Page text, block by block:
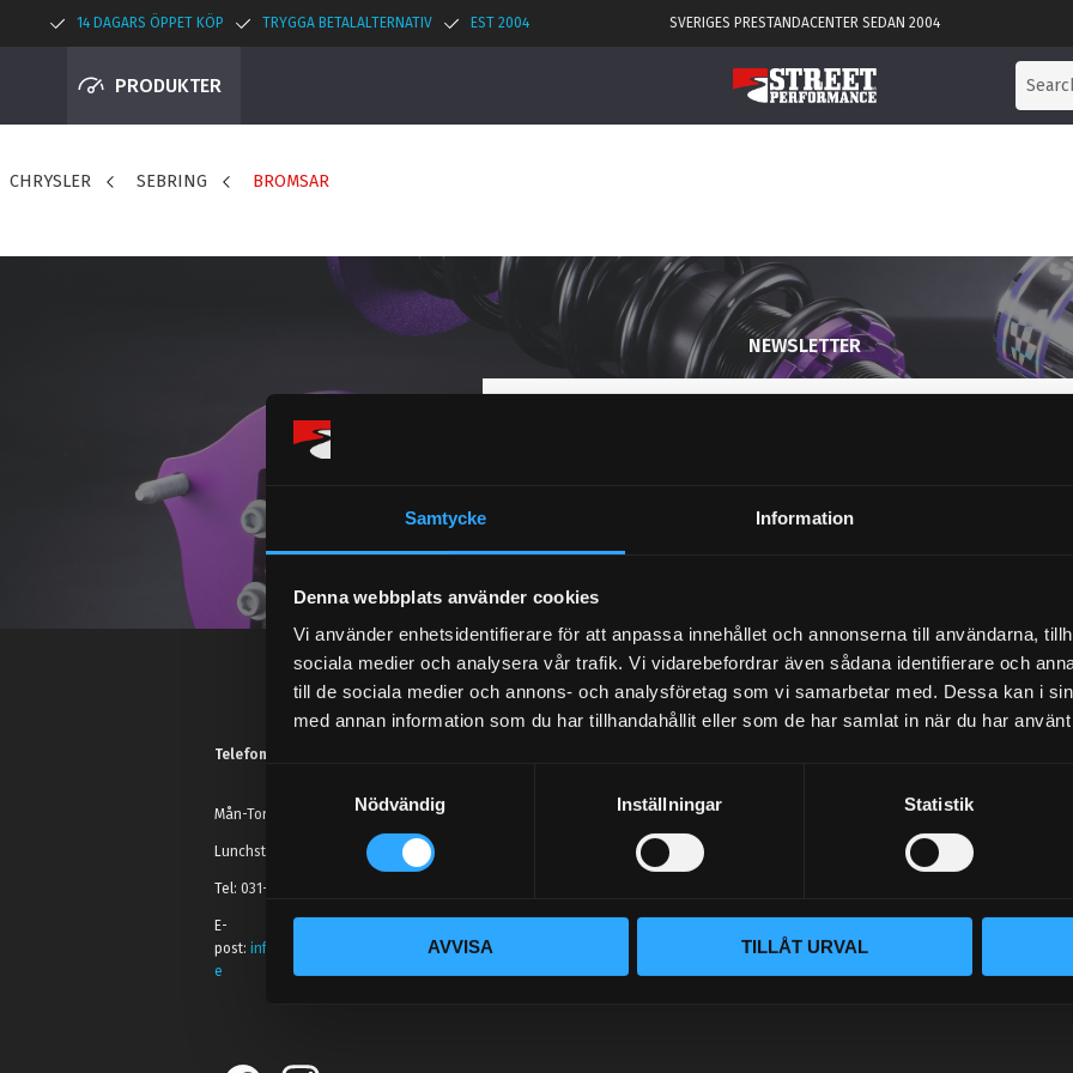
Samtycke Information
Denna webbplats använder cookies
Vi använder enhetsidentifierare för att anpassa innehållet och annonserna till användarna,
sociala medier och analysera vår trafik. Vi vidarebefordrar även sådana identifierare och
till de sociala medier och annons- och analysföretag som vi samarbetar med. Dessa kan i
med annan information som du har tillhandahållit eller som de har samlat in när du har
t
y
k
Nödvändig Inställningar Statistik
AVVISA TILLÅT URVAL
14 DAGARS ÖPPET KÖP TRYGGA BETALALTERNATIV EST 2004 SVERIGES PRESTANDACENTER SEDAN 2004
PRODUKTER
CHRYSLER SEBRING BROMSAR
NEWSLETTER
Telefonsupport:
Mån-Tors: 10:30-15:00
Lunchstängt 12:00-13:00
Tel: 031- 51 66 60
E-
post:info@streetperformance.s
e
KUNSKAPSCENTER
KONTAKTA OSS
VÅR AFFÄRSIDÉ ÄR ENKEL:
säkerhetsutrustning. Med en
rätt del för ditt behov utan att